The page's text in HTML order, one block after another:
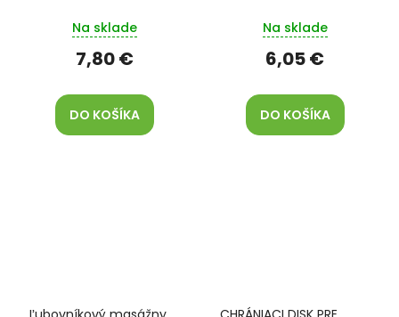
Na sklade
7,80 €
DO KOŠÍKA
Na sklade
6,05 €
DO KOŠÍKA